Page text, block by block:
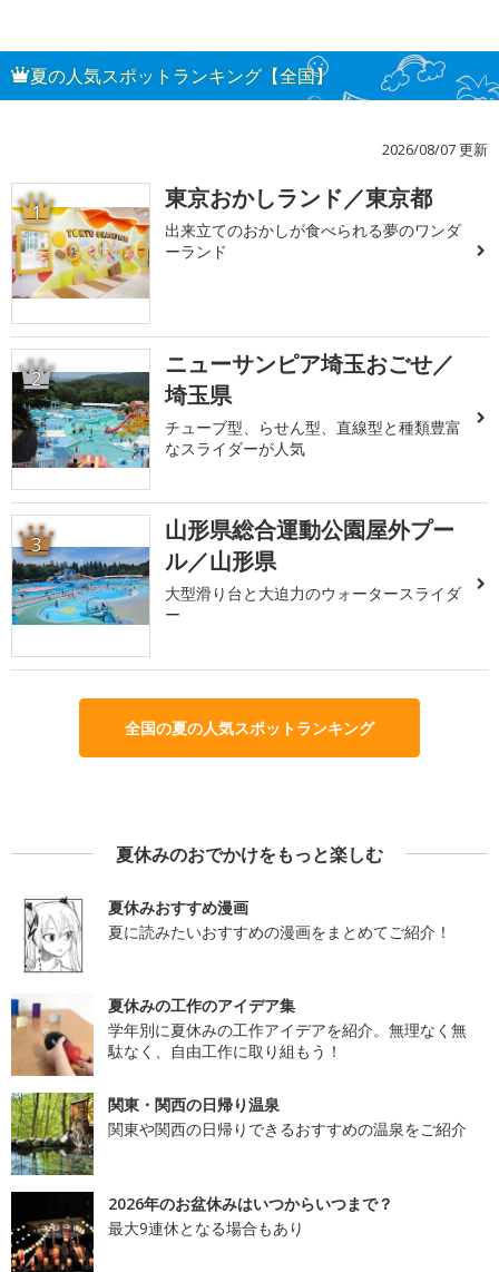
夏の人気スポットランキング【全国】
2026/08/07 更新
1 東京おかしランド／東京都
出来立てのおかしが食べられる夢のワンダ
ーランド
2
ニューサンピア埼玉おごせ／
埼玉県
チューブ型、らせん型、直線型と種類豊富
なスライダーが人気
3
山形県総合運動公園屋外プー
ル／山形県
大型滑り台と大迫力のウォータースライダ
ー
全国の夏の人気スポットランキング
夏休みのおでかけをもっと楽しむ
夏休みおすすめ漫画
夏に読みたいおすすめの漫画をまとめてご紹介！
夏休みの工作のアイデア集
学年別に夏休みの工作アイデアを紹介。無理なく無
駄なく、自由工作に取り組もう！
関東・関西の日帰り温泉
関東や関西の日帰りできるおすすめの温泉をご紹介
2026年のお盆休みはいつからいつまで？
最大9連休となる場合もあり